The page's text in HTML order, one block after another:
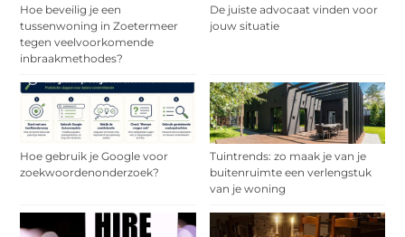
Hoe beveilig je een
tussenwoning in Zoetermeer
tegen veelvoorkomende
inbraakmethodes?
De juiste advocaat vinden voor
jouw situatie
Hoe gebruik je Google voor
zoekwoordenonderzoek?
Tuintrends: zo maak je van je
buitenruimte een verlengstuk
van je woning